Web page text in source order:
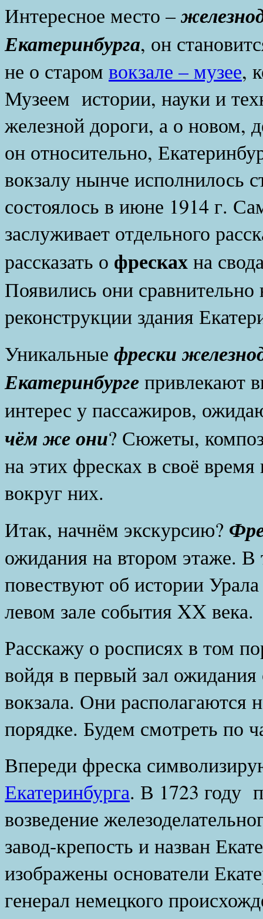
Интересное место –
Екатеринбурга, он
не о старом вокзале – музее,
Музеем истории, науки и
железной дороги, а о новом,
он относительно,
вокзалу нынче исполнилось
состоялось в июне 1914 г.
заслуживает отдельного
рассказать о фрескахна
Появились они сравнительно
реконструкции здания
Уникальные фрески
Екатеринбургепривлекают
интерес у пассажиров,
чём же они? Сюжеты,
на этих фресках в своё
вокруг них.
Итак, начнём экскурсию?
ожидания на втором этаже. В
повествуют об истории
левом зале события XX века.
Расскажу о росписях в том
войдя в первый зал ожидания
вокзала. Они располагаются
порядке. Будем смотреть по
Впереди фреска
Екатеринбурга. В 1723 году
возведение
завод-крепость и назван
изображены основатели
генерал немецкого